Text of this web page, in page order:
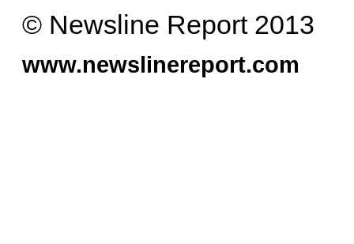
© Newsline Report 2013
www.newslinereport.com